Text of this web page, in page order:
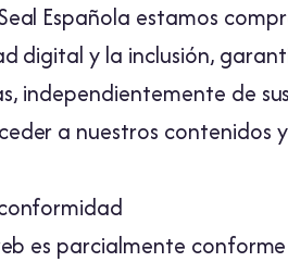
Española estamos
digital y la inclusión,
independientemente de
a nuestros contenidos
es parcialmente